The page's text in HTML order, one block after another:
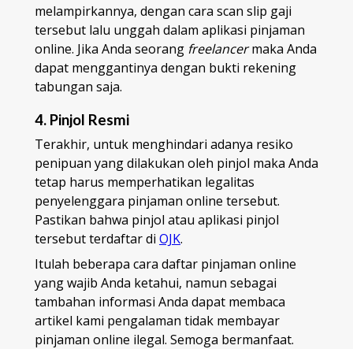
melampirkannya, dengan cara scan slip gaji
tersebut lalu unggah dalam aplikasi pinjaman
online. Jika Anda seorang freelancermaka Anda
dapat menggantinya dengan bukti rekening
tabungan saja.
4. Pinjol Resmi
Terakhir, untuk menghindari adanya resiko
penipuan yang dilakukan oleh pinjol maka Anda
tetap harus memperhatikan legalitas
penyelenggara pinjaman online tersebut.
Pastikan bahwa pinjol atau aplikasi pinjol
tersebut terdaftar di OJK.
Itulah beberapa cara daftar pinjaman online
yang wajib Anda ketahui, namun sebagai
tambahan informasi Anda dapat membaca
artikel kami pengalaman tidak membayar
pinjaman online ilegal. Semoga bermanfaat.